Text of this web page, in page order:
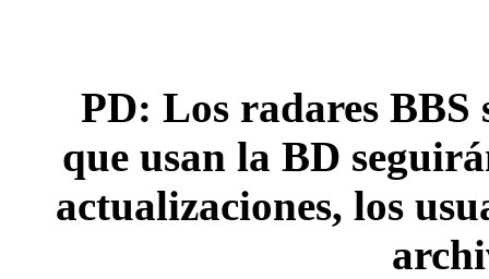
PD: Los radares
que usan la BD
actualizaciones, los